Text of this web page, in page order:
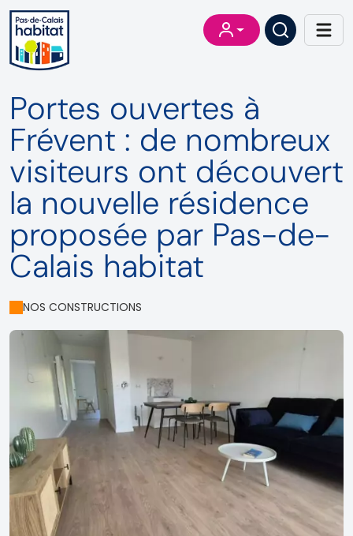
Portes ouvertes à
Frévent : de nombreux
visiteurs ont découvert
la nouvelle résidence
proposée par Pas-de-
Calais habitat
NOS CONSTRUCTIONS